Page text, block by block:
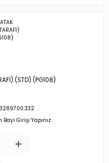
(STD) (PG108)
Girişi Yapınız.